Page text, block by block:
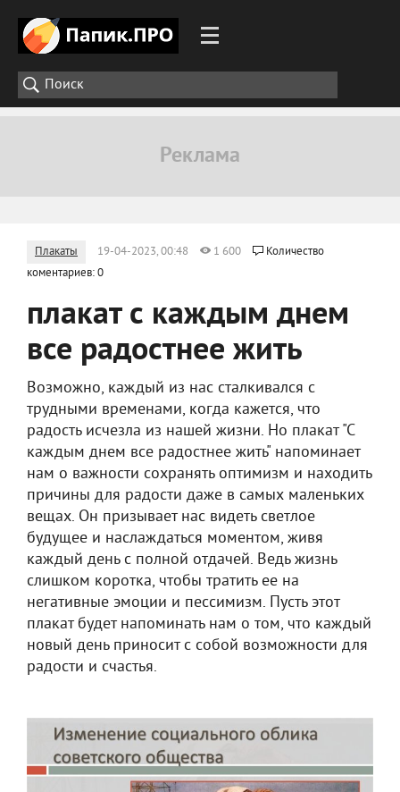
Плакаты 19-04-2023, 00:48 1 600
Количество
коментариев: 0
плакат с каждым днем
все радостнее жить
Возможно, каждый из нас сталкивался с
трудными временами, когда кажется, что
радость исчезла из нашей жизни. Но плакат "С
каждым днем все радостнее жить" напоминает
нам о важности сохранять оптимизм и находить
причины для радости даже в самых маленьких
вещах. Он призывает нас видеть светлое
будущее и наслаждаться моментом, живя
каждый день с полной отдачей. Ведь жизнь
слишком коротка, чтобы тратить ее на
негативные эмоции и пессимизм. Пусть этот
плакат будет напоминать нам о том, что каждый
новый день приносит с собой возможности для
радости и счастья.